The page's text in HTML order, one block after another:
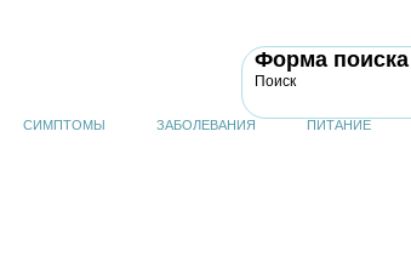
Форма поиска
Поиск
СИМПТОМЫ ЗАБОЛЕВАНИЯ ПИТАНИЕ